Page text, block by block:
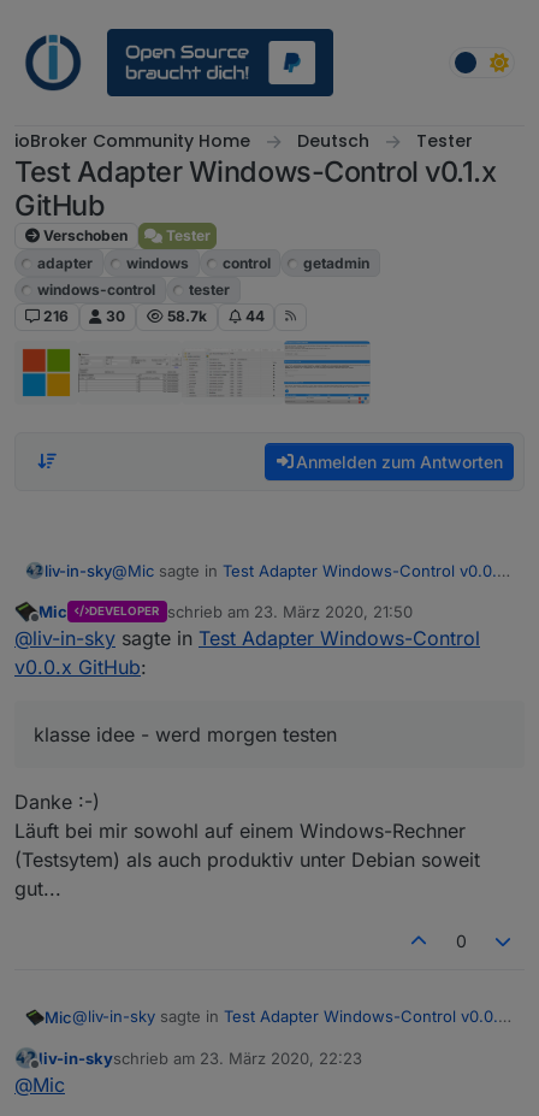
ioBroker Community Home Deutsch Tester
Test Adapter Windows-Control v0.1.x
GitHub
Verschoben
Tester
adapter
windows control
getadmin
windows-control
tester
216
30 58.7k 44
Anmelden zum Antworten
liv-in-sky@Mic sagte in Test Adapter Windows-Control v0.0.x
https://github.com/Mic-M/ioBroker.windows-
control
klasse idee - werd morgen testen
Offline
Mic DEVELOPER schrieb am 23. März 2020, 21:50
zuletzt editiert von
@liv-in-sky sagte in Test Adapter Windows-Control
v0.0.x GitHub:
klasse idee - werd morgen testen
Danke :-)
Läuft bei mir sowohl auf einem Windows-Rechner
(Testsytem) als auch produktiv unter Debian soweit
gut...
0
Mic@liv-in-sky sagte in Test Adapter Windows-Control v0.0.x
Offline
liv-in-skyschrieb am 23. März 2020, 22:23
zuletzt editiert von
@Mic